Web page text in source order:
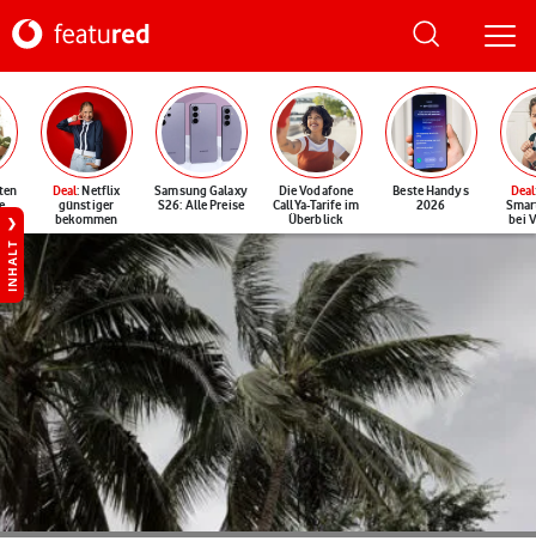
Deal: Netflix
günstiger
bekommen
Samsung Galaxy
S26: Alle Preise
Die Vodafone
CallYa-Tarife im
Überblick
Beste Handys
2026
Deal
bei
INHALT